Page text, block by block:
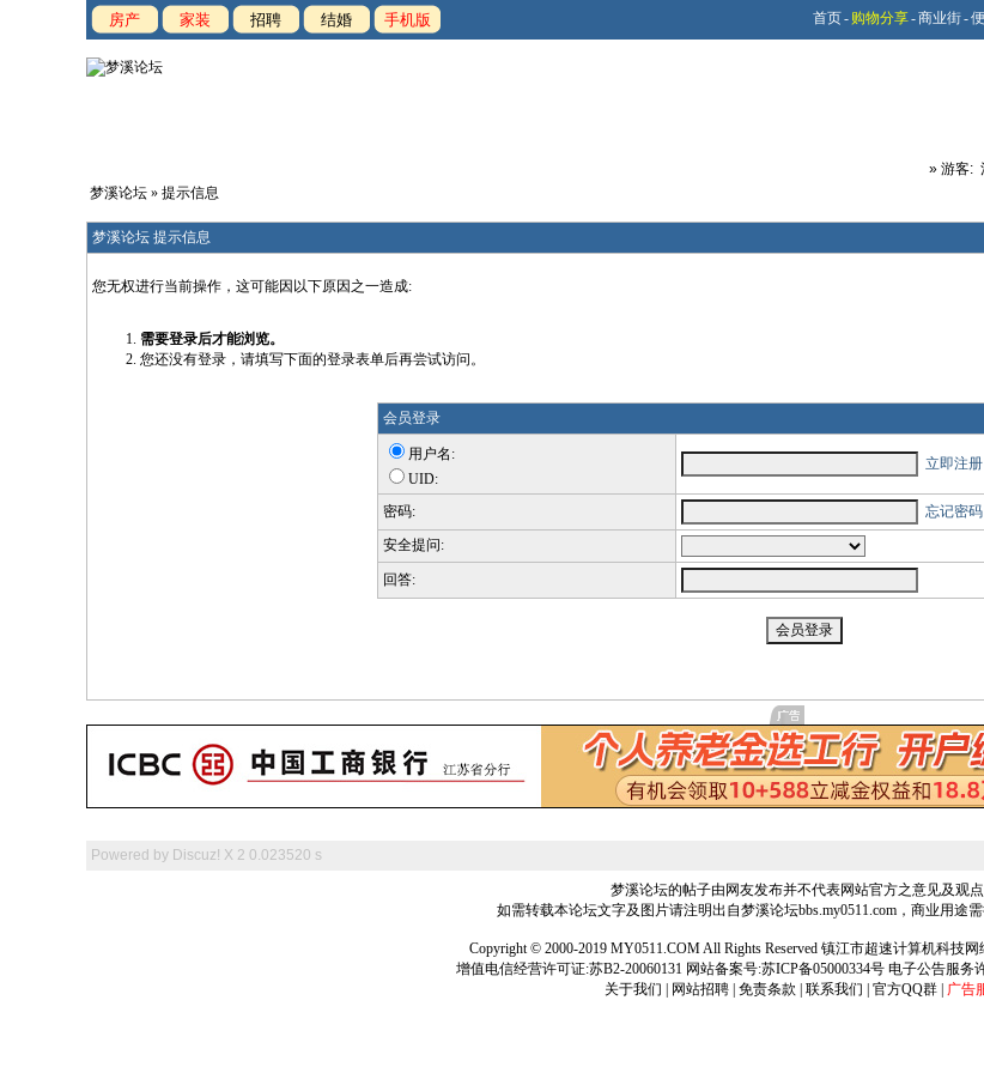
房产 家装 招聘 结婚 手机版 首页- 购物分享-商业街-
» 游客:
梦溪论坛 » 提示信息
梦溪论坛 提示信息
您无权进行当前操作，这可能因以下原因之一造成:
需要登录后才能浏览。
您还没有登录，请填写下面的登录表单后再尝试访问。
会员登录
用户名:
UID:
立即注册
密码:
忘记密码
安全提问:
回答:
Powered by Discuz! X 2 0.023520 s
梦溪论坛的帖子由网友发布并不代表网站官方之意见及观点
如需转载本论坛文字及图片请注明出自梦溪论坛bbs.my0511.com，商业用途
Copyright © 2000-2019 MY0511.COM All Rights Reserved 镇江市超速计算机科技
增值电信经营许可证:苏B2-20060131 网站备案号:苏ICP备05000334号 电子公告服务
关于我们
网站招聘 免责条款 联系我们 官方QQ群 广告